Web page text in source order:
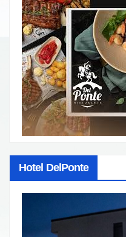
Hotel DelPonte